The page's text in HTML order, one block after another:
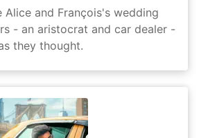
Alice and François's wedding
- an aristocrat and car dealer -
they thought.